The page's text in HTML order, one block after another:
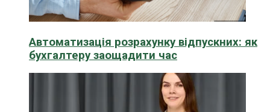
Автоматизація розрахунку відпускних: як
бухгалтеру заощадити час